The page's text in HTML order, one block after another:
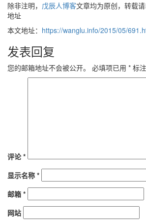
除非注明， 戊辰人博客文章均为原创，转载
地址
本文地址： https://wanglu.info/2015/05/
发表回复
您的邮箱地址不会被公开。 必填项已用 * 标注
评论*
显示名称 *
邮箱 *
网站